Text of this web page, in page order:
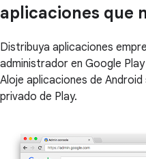
aplicaciones que
Distribuya aplicaciones
administrador en Google
Aloje aplicaciones de
privado de Play.